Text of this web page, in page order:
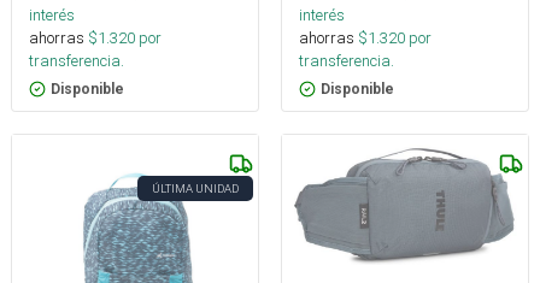
interés
ahorras $1.320 por
transferencia.
Disponible
interés
ahorras $1.320 por
transferencia.
Disponible
ÚLTIMA UNIDAD